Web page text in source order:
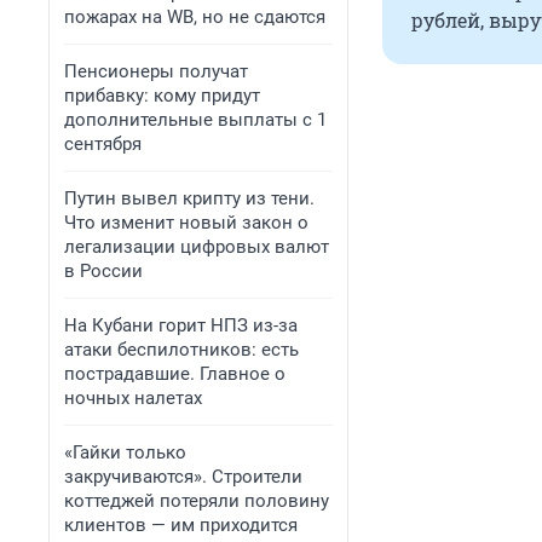
пожарах на WB, но не сдаются
Пенсионеры получат
прибавку: кому придут
дополнительные выплаты с 1
сентября
Путин вывел крипту из тени.
Что изменит новый закон о
легализации цифровых валют
в России
На Кубани горит НПЗ из-за
атаки беспилотников: есть
пострадавшие. Главное о
ночных налетах
«Гайки только
закручиваются». Строители
коттеджей потеряли половину
клиентов — им приходится
рублей,